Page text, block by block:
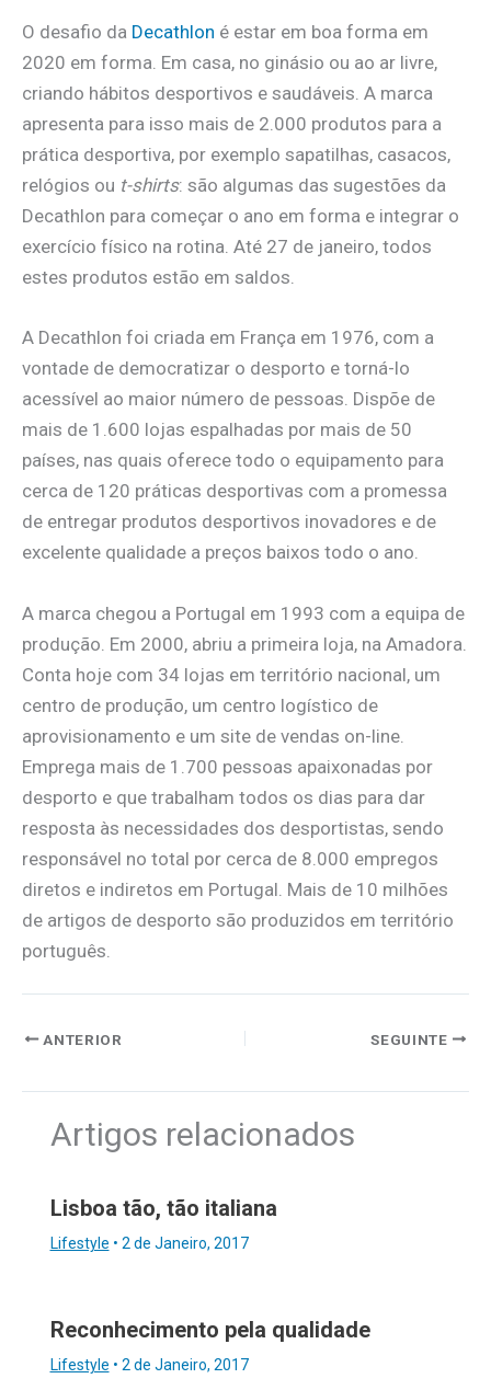
O desafio da Decathlon é estar em boa forma em
2020 em forma. Em casa, no ginásio ou ao ar livre,
criando hábitos desportivos e saudáveis. A marca
apresenta para isso mais de 2.000 produtos para a
prática desportiva, por exemplo sapatilhas, casacos,
relógios ou t-shirts: são algumas das sugestões da
Decathlon para começar o ano em forma e integrar o
exercício físico na rotina. Até 27 de janeiro, todos
estes produtos estão em saldos.
A Decathlon foi criada em França em 1976, com a
vontade de democratizar o desporto e torná-lo
acessível ao maior número de pessoas. Dispõe de
mais de 1.600 lojas espalhadas por mais de 50
países, nas quais oferece todo o equipamento para
cerca de 120 práticas desportivas com a promessa
de entregar produtos desportivos inovadores e de
excelente qualidade a preços baixos todo o ano.
A marca chegou a Portugal em 1993 com a equipa de
produção. Em 2000, abriu a primeira loja, na Amadora.
Conta hoje com 34 lojas em território nacional, um
centro de produção, um centro logístico de
aprovisionamento e um site de vendas on-line.
Emprega mais de 1.700 pessoas apaixonadas por
desporto e que trabalham todos os dias para dar
resposta às necessidades dos desportistas, sendo
responsável no total por cerca de 8.000 empregos
diretos e indiretos em Portugal. Mais de 10 milhões
de artigos de desporto são produzidos em território
português.
ANTERIOR SEGUINTE
Artigos relacionados
Lisboa tão, tão italiana
Lifestyle • 2 de Janeiro, 2017
Reconhecimento pela qualidade
Lifestyle • 2 de Janeiro, 2017